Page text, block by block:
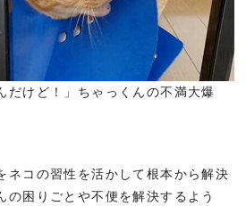
だけど！」ちゃっくんの不満大爆
ネコの習性を活かして根本から解決
の困りごとや不便を解決するよう